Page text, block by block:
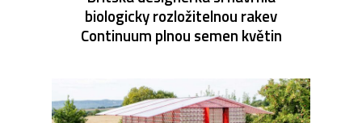
biologicky rozložitelnou rakev
Continuum plnou semen květin